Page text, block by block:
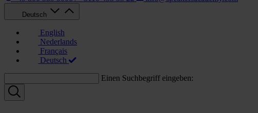
Deutsch
English
Nederlands
Français
Deutsch
Einen Suchbegriff eingeben: